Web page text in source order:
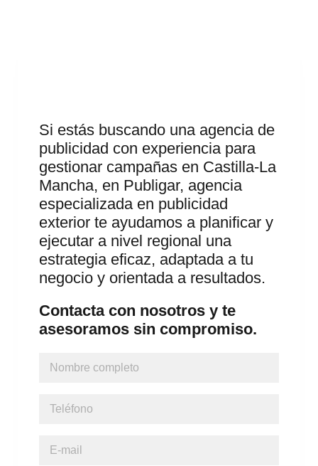
Si estás buscando una agencia de
publicidad con experiencia para
gestionar campañas en Castilla-La
Mancha, en Publigar, agencia
especializada en publicidad
exterior te ayudamos a planificar y
ejecutar a nivel regional una
estrategia eficaz, adaptada a tu
negocio y orientada a resultados.
Contacta con nosotros y te
asesoramos sin compromiso.